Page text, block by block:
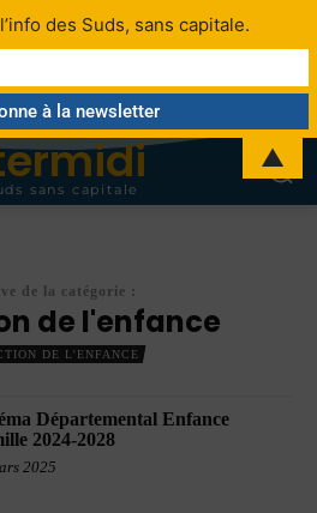
sans capitale
de la catégorie :
de l'enfance
DE L'ENFANCE
Départemental Enfance
2024-2028
2025
des Suds, sans capitale.
▲